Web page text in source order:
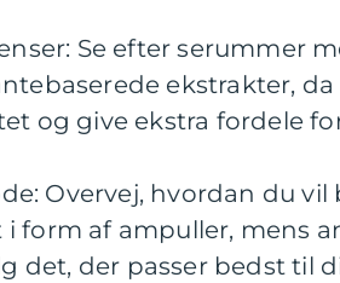
Se efter serummer
ekstrakter,
og give ekstra fordele
Overvej, hvordan du
form af ampuller, mens
det, der passer bedst til